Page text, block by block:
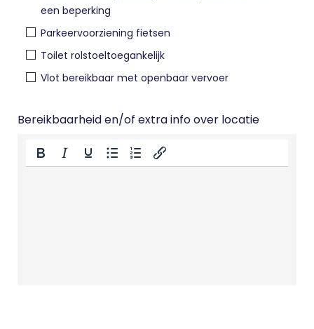
een beperking
Parkeervoorziening fietsen
Toilet rolstoeltoegankelijk
Vlot bereikbaar met openbaar vervoer
Bereikbaarheid en/of extra info over locatie